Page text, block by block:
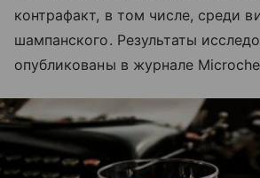
контрафакт, в том числе, среди
шампанского. Результаты
опубликованы в журнале